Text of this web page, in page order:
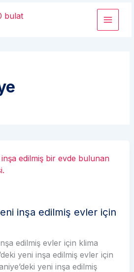
inşa edilmiş evler için
edilmiş evler için klima
yeni inşa edilmiş evler için
yeni inşa edilmiş